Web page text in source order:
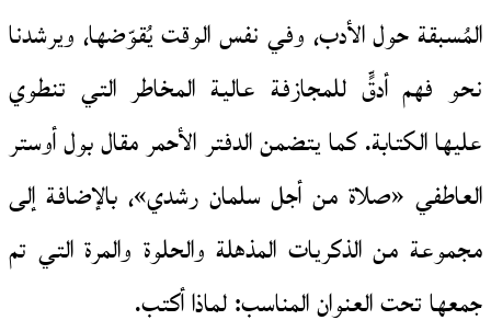
المُسبقة حول الأدب، وفي نفس الوقت يُقوّضها، ويرشدنا
نحو فهم أدقٍّ للمجازفة عالية المخاطر التي تنطوي
عليها الكتابة. كما يتضمن الدفتر الأحمر مقال بول أوستر
العاطفي «صلاة من أجل سلمان رشدي»، بالإضافة إلى
مجموعة من الذكريات المذهلة والحلوة والمرة التي تم
جمعها تحت العنوان المناسب: لماذا أكتب.